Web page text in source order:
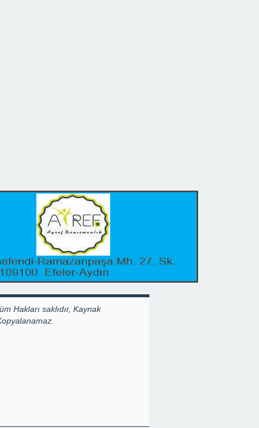
Hakları saklıdır, Kaynak